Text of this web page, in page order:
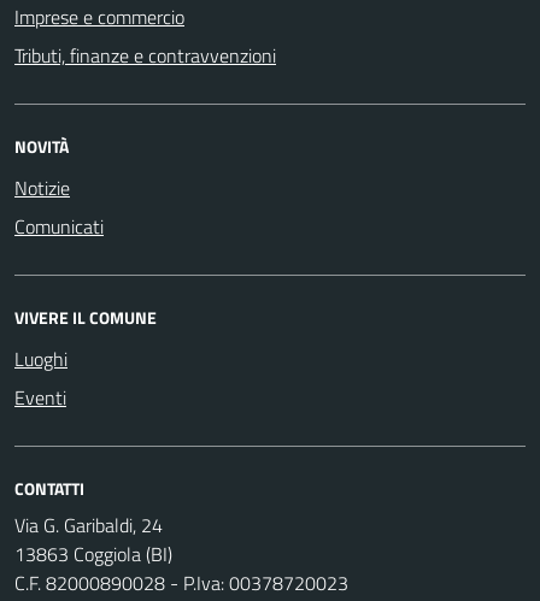
Imprese e commercio
Tributi, finanze e contravvenzioni
NOVITÀ
Notizie
Comunicati
VIVERE IL COMUNE
Luoghi
Eventi
CONTATTI
Via G. Garibaldi, 24
13863 Coggiola (BI)
C.F. 82000890028 - P.Iva: 00378720023